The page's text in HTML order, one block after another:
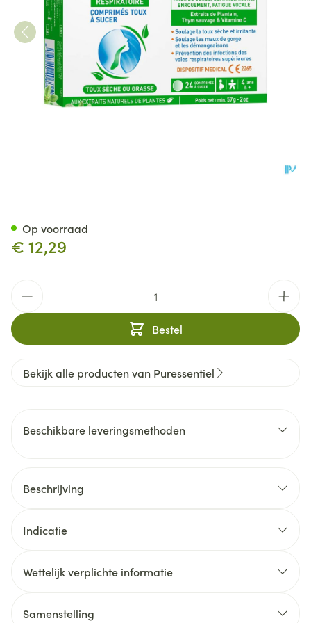
€ 12,29
Bestel
Op voorraad
Bekijk alle producten van Puressentiel
Beschikbare leveringsmethoden
Beschrijving
Indicatie
Wettelijk verplichte informatie
Samenstelling